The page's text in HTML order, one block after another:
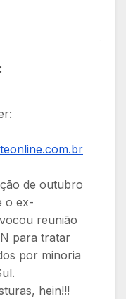
de outubro
o ex-
reunião
para tratar
por minoria
hein!!!